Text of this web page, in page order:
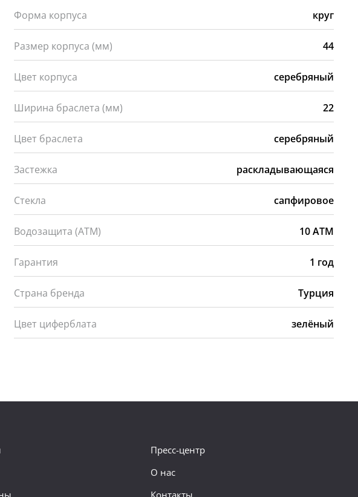
Форма корпуса круг
Размер корпуса (мм) 44
Цвет корпуса серебряный
Ширина браслета (мм) 22
Цвет браслета серебряный
Застежка раскладывающаяся
Стекла сапфировое
Водозащита (АТМ) 10 ATM
Гарантия 1 год
Страна бренда Турция
Цвет циферблата зелёный
Пресс-центр
О нас
Контакты